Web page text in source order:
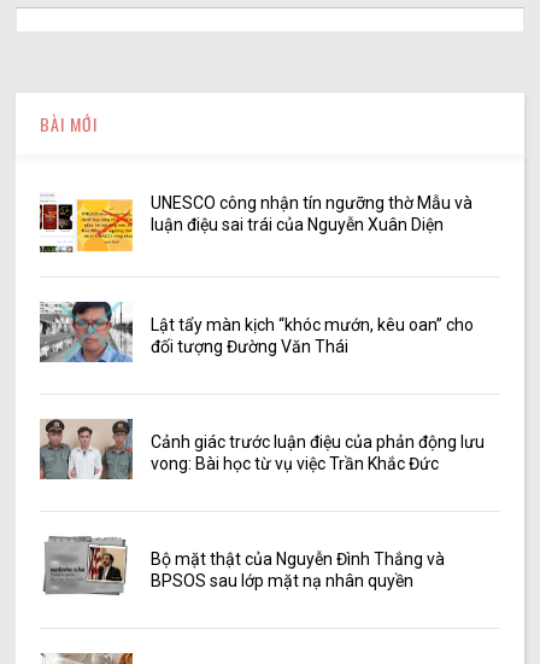
BÀI MỚI
UNESCO công nhận tín ngưỡng thờ Mẫu và
luận điệu sai trái của Nguyễn Xuân Diện
Lật tẩy màn kịch “khóc mướn, kêu oan” cho
đối tượng Đường Văn Thái
Cảnh giác trước luận điệu của phản động lưu
vong: Bài học từ vụ việc Trần Khắc Đức
Bộ mặt thật của Nguyễn Đình Thắng và
BPSOS sau lớp mặt nạ nhân quyền